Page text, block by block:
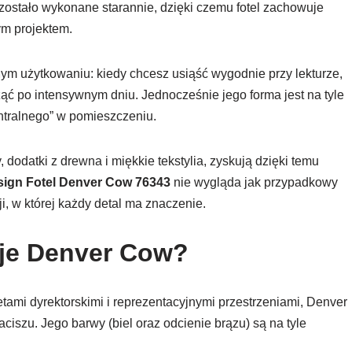
wykonane starannie, dzięki czemu fotel zachowuje
projektem.
użytkowaniu: kiedy chcesz usiąść wygodnie przy lekturze,
po intensywnym dniu. Jednocześnie jego forma jest na tyle
w pomieszczeniu.
dodatki z drewna i miękkie tekstylia, zyskują dzięki temu
Fotel Denver Cow 76343 nie wygląda jak przypadkowy
w której każdy detal ma znaczenie.
Denver Cow?
dyrektorskimi i reprezentacyjnymi przestrzeniami, Denver
Jego barwy (biel oraz odcienie brązu) są na tyle